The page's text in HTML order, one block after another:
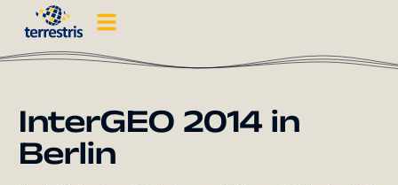
InterGEO 2014 in
Berlin